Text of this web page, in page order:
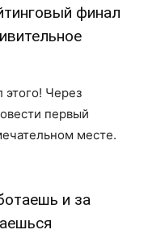
финал
этого! Через
первый
месте.
и за